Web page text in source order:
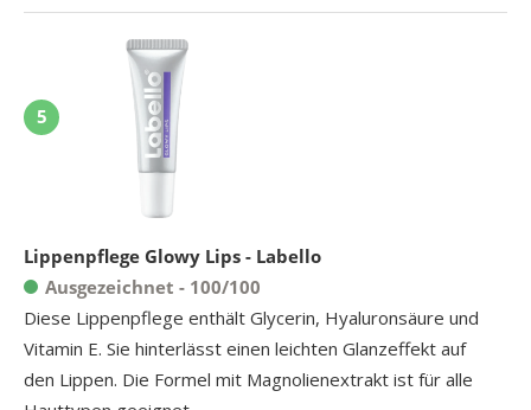
5
Lippenpflege Glowy Lips - Labello
Ausgezeichnet - 100/100
Diese Lippenpflege enthält Glycerin, Hyaluronsäure und
Vitamin E. Sie hinterlässt einen leichten Glanzeffekt auf
den Lippen. Die Formel mit Magnolienextrakt ist für alle